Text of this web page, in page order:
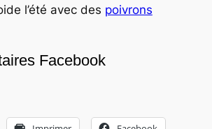
l’été avec des poivrons
Facebook